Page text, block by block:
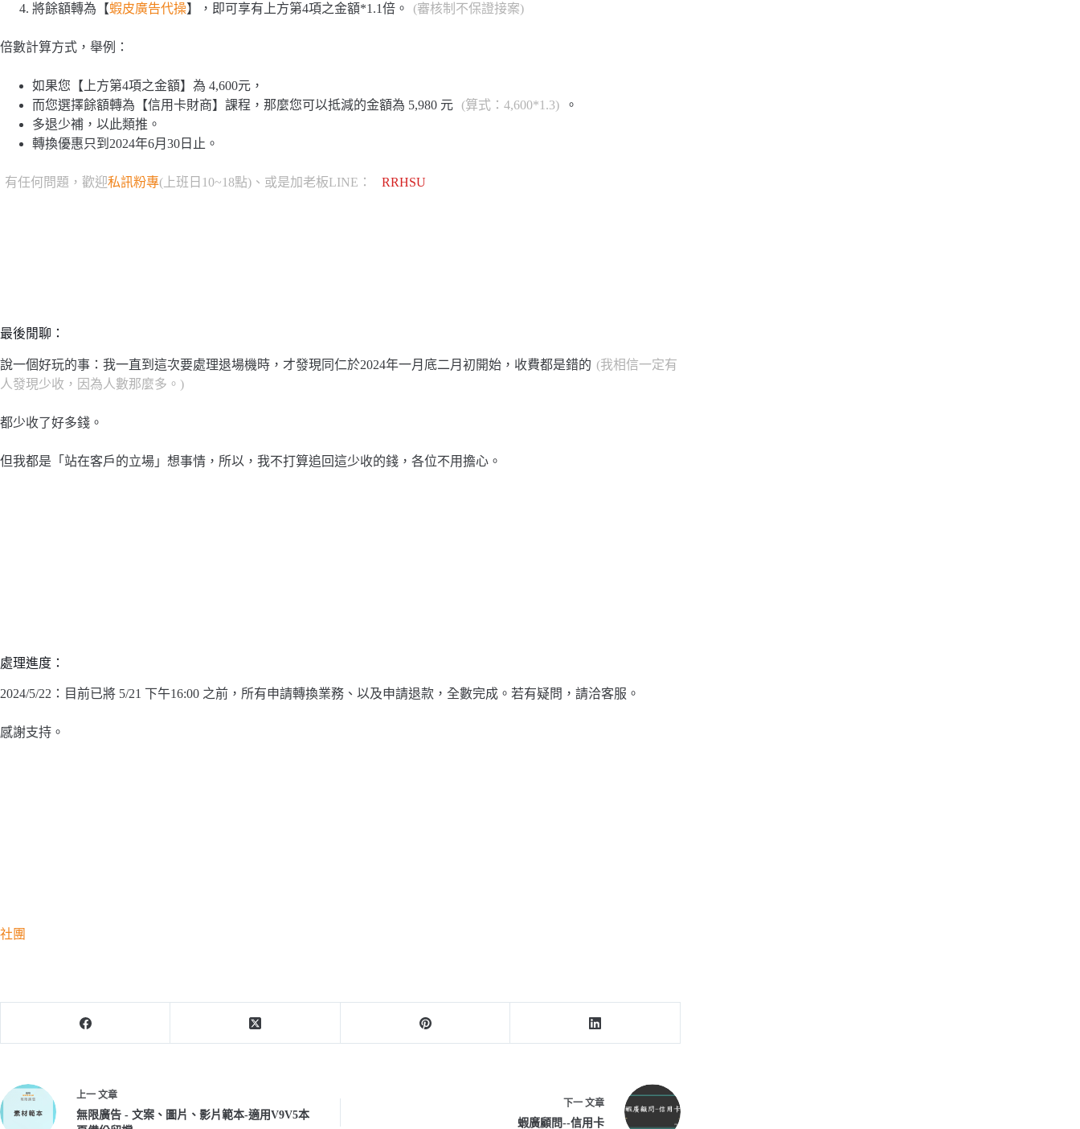
將餘額轉為【蝦皮廣告代操】，即可享有上方第4項之金額*1.1倍。 (審核制不保證接案)
倍數計算方式，舉例：
如果您【上方第4項之金額】為 4,600元，
而您選擇餘額轉為【信用卡財商】課程，那麼您可以抵減的金額為 5,980 元
(算式：4,600*1.3)
。
多退少補，以此類推。
轉換優惠只到2024年6月30日止。
有任何問題，歡迎私訊粉專(上班日10~18點)、或是加老板LINE： RRHSU
最後閒聊：
說一個好玩的事：我一直到這次要處理退場機時，才發現同仁於2024年一月底二月初開始，收費都是錯的 (我相信一定有
人發現少收，因為人數那麼多。)
都少收了好多錢。
但我都是「站在客戶的立場」想事情，所以，我不打算追回這少收的錢，各位不用擔心。
處理進度：
2024/5/22：目前已將 5/21 下午16:00 之前，所有申請轉換業務、以及申請退款，全數完成。若有疑問，請洽客服。
感謝支持。
社團
上一 文章
無限廣告 - 文案、圖片、影片範本-適用V9V5本
下一 文章
蝦廣顧問--信用卡